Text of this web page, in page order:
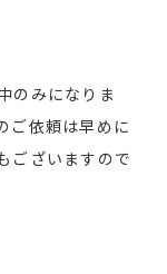
のみになりま
ご依頼は早めに
ございますので